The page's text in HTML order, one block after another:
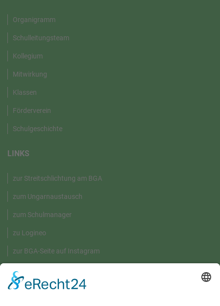
Organigramm
Schulleitungsteam
Kollegium
Mitwirkung
Klassen
Förderverein
Schulgeschichte
LINKS
zur Streitschlichtung am BGA
zum Ungarnaustausch
zum Schulmanager
zu Logineo
zur BGA-Seite auf Instagram
GRÜNE UMWELT-BOX